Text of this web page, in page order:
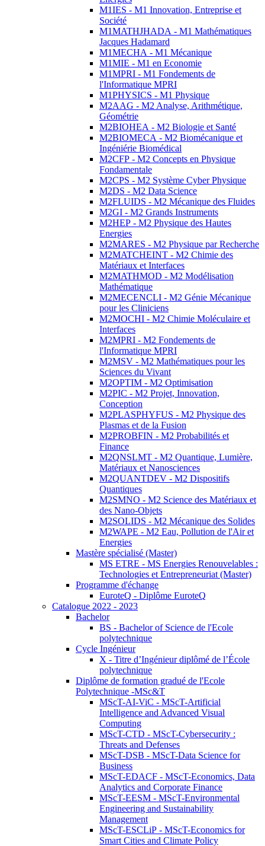
M1IES - M1 Innovation, Entreprise et
Société
M1MATHJHADA - M1 Mathématiques
Jacques Hadamard
M1MECHA - M1 Mécanique
M1MIE - M1 en Economie
M1MPRI - M1 Fondements de
l'Informatique MPRI
M1PHYSICS - M1 Physique
M2AAG - M2 Analyse, Arithmétique,
Géométrie
M2BIOHEA - M2 Biologie et Santé
M2BIOMECA - M2 Biomécanique et
Ingéniérie Biomédical
M2CFP - M2 Concepts en Physique
Fondamentale
M2CPS - M2 Système Cyber Physique
M2DS - M2 Data Science
M2FLUIDS - M2 Mécanique des Fluides
M2GI - M2 Grands Instruments
M2HEP - M2 Physique des Hautes
Energies
M2MARES - M2 Physique par Recherche
M2MATCHEINT - M2 Chimie des
Matériaux et Interfaces
M2MATHMOD - M2 Modélisation
Mathématique
M2MECENCLI - M2 Génie Mécanique
pour les Cliniciens
M2MOCHI - M2 Chimie Moléculaire et
Interfaces
M2MPRI - M2 Fondements de
l'Informatique MPRI
M2MSV - M2 Mathématiques pour les
Sciences du Vivant
M2OPTIM - M2 Optimisation
M2PIC - M2 Projet, Innovation,
Conception
M2PLASPHYFUS - M2 Physique des
Plasmas et de la Fusion
M2PROBFIN - M2 Probabilités et
Finance
M2QNSLMT - M2 Quantique, Lumière,
Matériaux et Nanosciences
M2QUANTDEV - M2 Dispositifs
Quantiques
M2SMNO - M2 Science des Matériaux et
des Nano-Objets
M2SOLIDS - M2 Mécanique des Solides
M2WAPE - M2 Eau, Pollution de l'Air et
Energies
Mastère spécialisé (Master)
MS ETRE - MS Energies Renouvelables :
Technologies et Entrepreneuriat (Master)
Programme d'échange
EuroteQ - Diplôme EuroteQ
Catalogue 2022 - 2023
Bachelor
BS - Bachelor of Science de l'Ecole
polytechnique
Cycle Ingénieur
X - Titre d’Ingénieur diplômé de l’École
polytechnique
Diplôme de formation gradué de l'Ecole
Polytechnique -MSc&T
MScT-AI-ViC - MScT-Artificial
Intelligence and Advanced Visual
Computing
MScT-CTD - MScT-Cybersecurity :
Threats and Defenses
MScT-DSB - MScT-Data Science for
Business
MScT-EDACF - MScT-Economics, Data
Analytics and Corporate Finance
MScT-EESM - MScT-Environmental
Engineering and Sustainability
Management
MScT-ESCLiP - MScT-Economics for
Smart Cities and Climate Policy